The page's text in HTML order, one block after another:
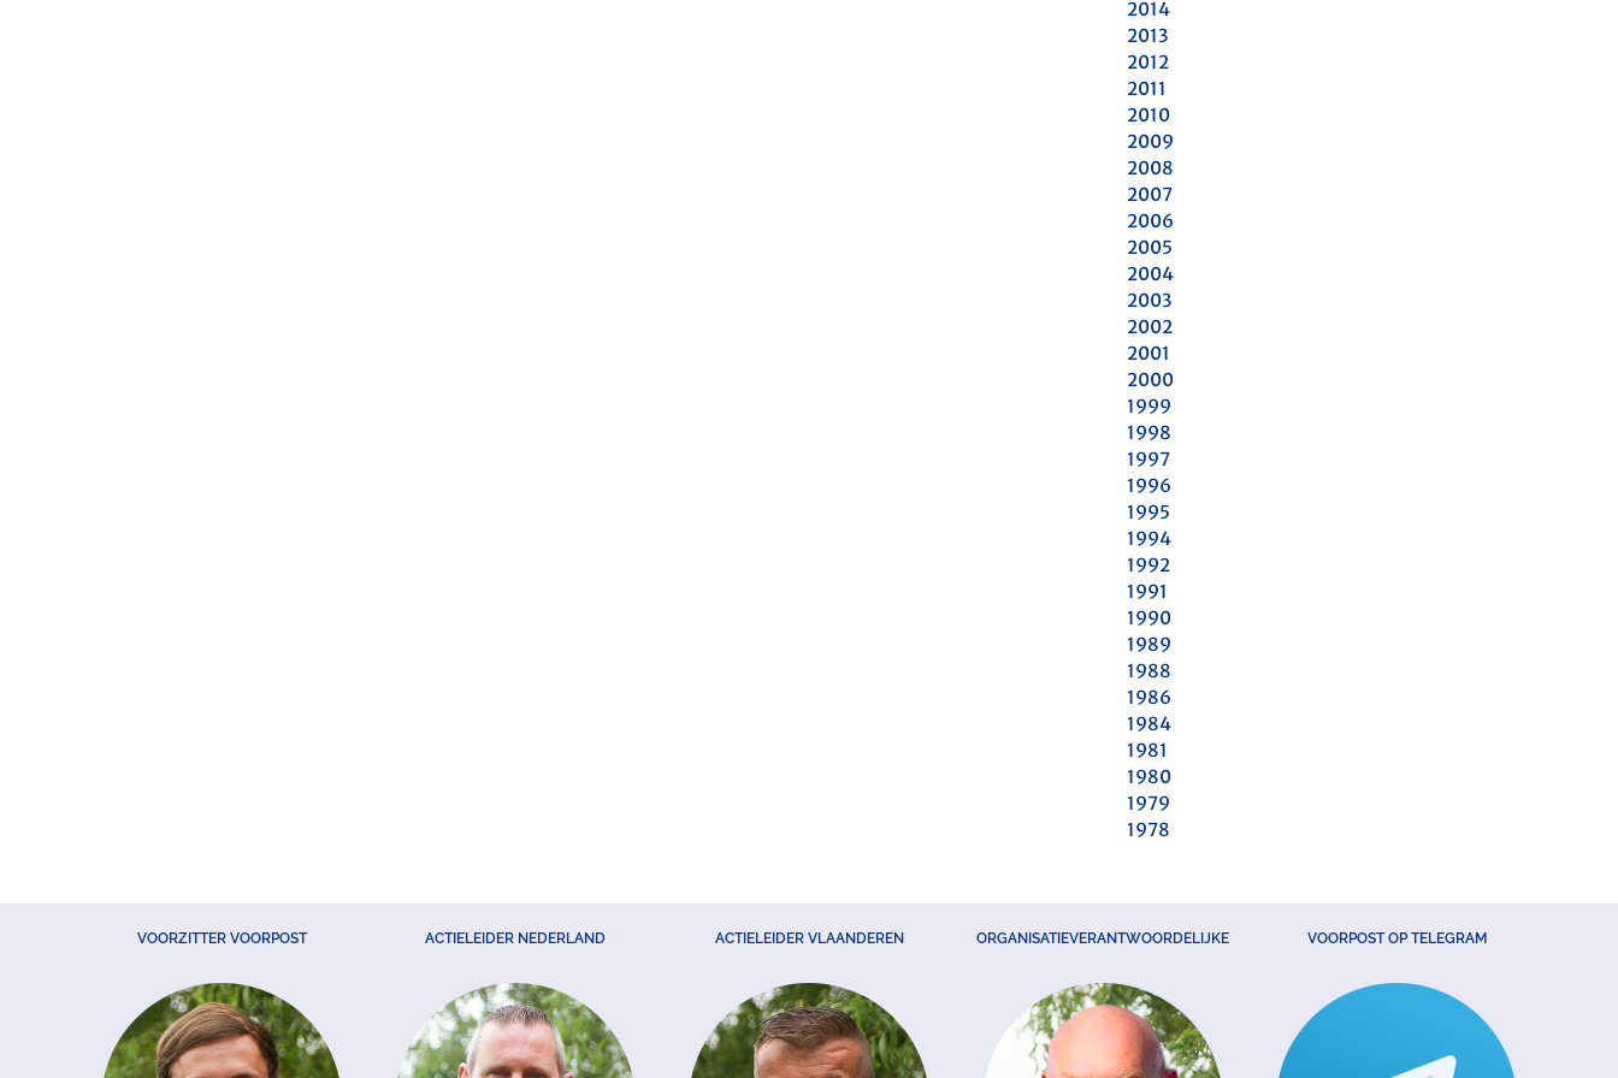
2014
2013
2012
2011
2010
2009
2008
2007
2006
2005
2004
2003
2002
2001
2000
1999
1998
1997
1996
1995
1994
1992
1991
1990
1989
1988
1986
1984
1981
1980
1979
1978
VOORZITTER VOORPOST ACTIELEIDER NEDERLAND ACTIELEIDER VLAANDEREN ORGANISATIEVERANTWOORDELIJKE VOORPOST OP TELEGRAM